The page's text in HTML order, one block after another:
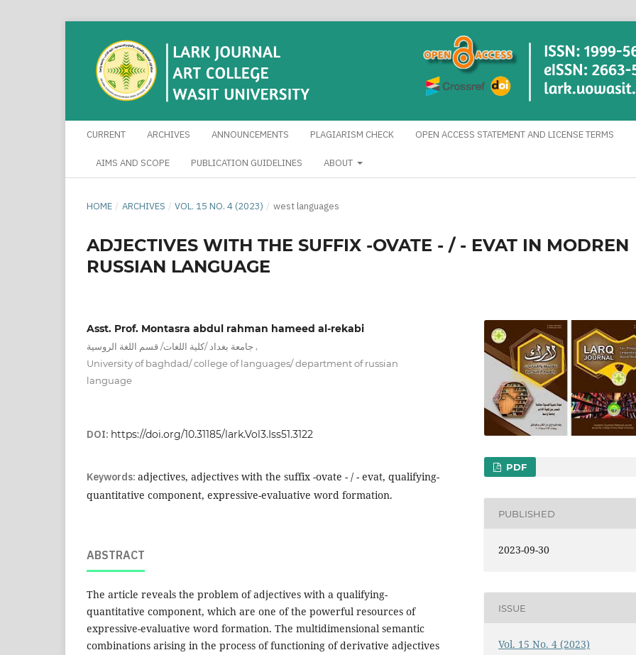
CURRENT ARCHIVES ANNOUNCEMENTS PLAGIARISM CHECK OPEN ACCESS STATEMENT AND LICENSE TERMS
AIMS AND SCOPE PUBLICATION GUIDELINES ABOUT
HOME / ARCHIVES / VOL. 15 NO. 4 (2023) / west languages
ADJECTIVES WITH THE SUFFIX -OVATE - / - EVAT IN MODREN
RUSSIAN LANGUAGE
Asst. Prof. Montasra abdul rahman hameed al-rekabi
جامعة بغداد /كلية اللغات/ قسم اللغة الروسية
University of baghdad/ college of languages/ department of russian
language
DOI: https://doi.org/10.31185/lark.Vol3.Iss51.3122
Keywords: adjectives, adjectives with the suffix -ovate - / - evat, qualifying-
quantitative component, expressive-evaluative word formation.
ABSTRACT
The article reveals the problem of adjectives with a qualifying-
quantitative component, which are one of the powerful resources of
expressive-evaluative word formation. The multidimensional semantic
combinations arising in the process of functioning of derivative adjectives
PDF
PUBLISHED
2023-09-30
ISSUE
Vol. 15 No. 4 (2023)